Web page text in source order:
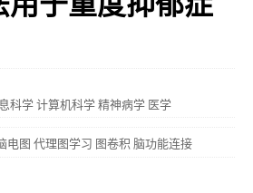
科学计算机科学精神病学 医学
电图 代理图学习 图卷积 脑功能连接